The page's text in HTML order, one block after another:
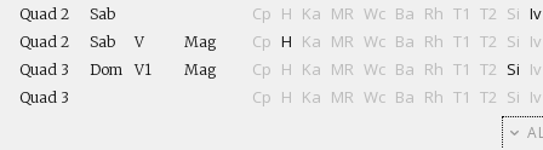
Quad 2 Sab Cp H Ka MR Wc Ba Rh T1 T2 Si Iv
Quad 2 Sab V Mag Cp H Ka MR Wc Ba Rh T1 T2 Si Iv
Quad 3 Dom V1 Mag Cp H Ka MR Wc Ba Rh T1 T2 Si Iv
Quad 3 Cp H Ka MR Wc Ba Rh T1 T2 Si Iv